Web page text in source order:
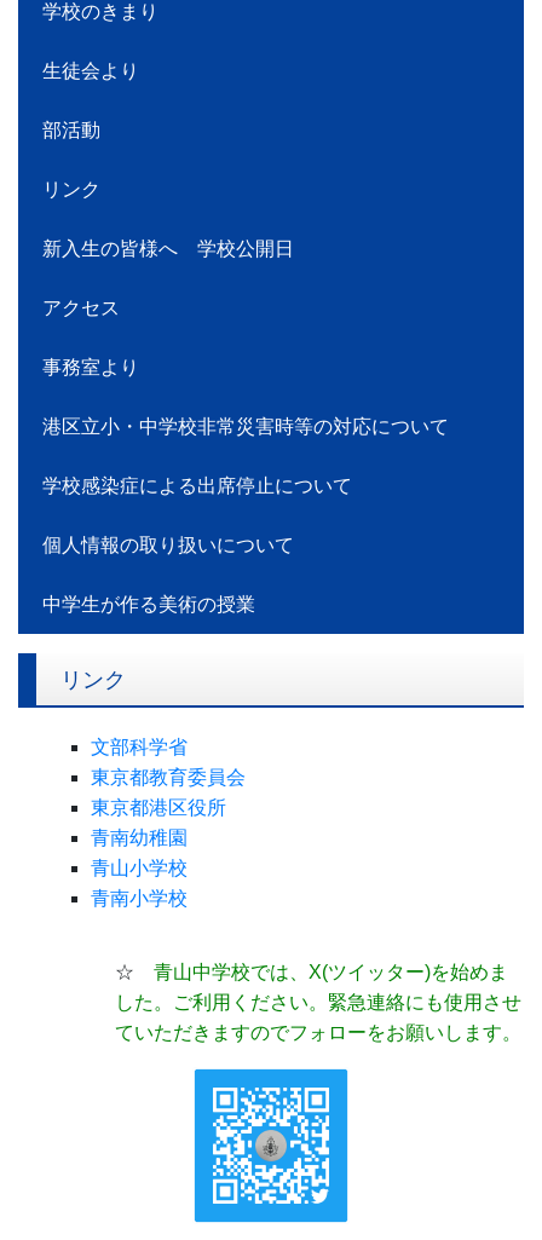
学校のきまり
生徒会より
部活動
リンク
新入生の皆様へ 学校公開日
アクセス
事務室より
港区立小・中学校非常災害時等の対応について
学校感染症による出席停止について
個人情報の取り扱いについて
中学生が作る美術の授業
リンク
文部科学省
東京都教育委員会
東京都港区役所
青南幼稚園
青山小学校
青南小学校
☆ 青山中学校では、X(ツイッター)を始めま
した。ご利用ください。緊急連絡にも使用させ
ていただきますのでフォローをお願いします。